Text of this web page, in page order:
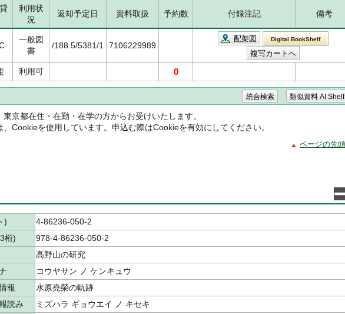
利用状
況
返却予定日 資料取扱 予約数 付録注記 備考
一般図
書
/188.5/5381/1 7106229989
配架図 Digital BookShelf
利用可 0
東京都在住・在勤・在学の方からお受けいたします。
Cookieを使用しています。申込む際はCookieを有効にしてください。
ページの先
)
4-86236-050-2
桁)
978-4-86236-050-2
高野山の研究
コウヤサン ノ ケンキュウ
報
水原堯榮の軌跡
読み
ミズハラ ギョウエイ ノ キセキ